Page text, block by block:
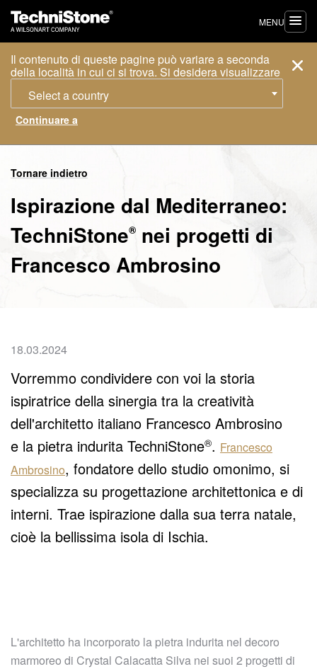
Il contenuto di queste pagine può variare a seconda
della località in cui ci si trova. Si desidera visualizzare
Select a country
MENU
Tornare indietro
Ispirazione dal Mediterraneo:
TechniStone® nei progetti di
Francesco Ambrosino
18.03.2024
Vorremmo condividere con voi la storia
ispiratrice della sinergia tra la creatività
dell'architetto italiano Francesco Ambrosino
e la pietra indurita TechniStone®. Francesco
Ambrosino, fondatore dello studio omonimo, si
specializza su progettazione architettonica e di
interni. Trae ispirazione dalla sua terra natale,
cioè la bellissima isola di Ischia.
L'architetto ha incorporato la pietra indurita nel decoro
marmoreo di Crystal Calacatta Silva nei suoi 2 progetti di